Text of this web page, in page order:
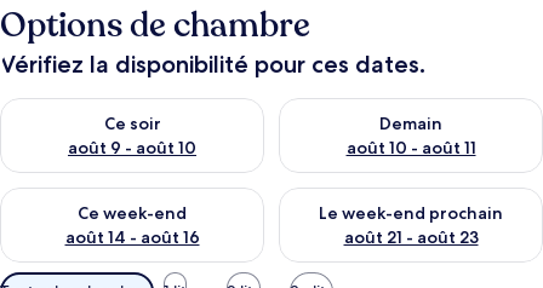
Options de chambre
Vérifiez la disponibilité pour ces dates.
Ce soir
août 9 - août 10
Vérifier la disponibilité pour ce soir août 9 - août 10
Demain
août 10 - août 11
Vérifier la disponibilité pour
Ce week-end
août 14 - août 16
Vérifier la disponibilité pour ce week-end août 14 - août 16
Le week-end prochain
août 21 - août 23
Vérifier la disponibilité pour